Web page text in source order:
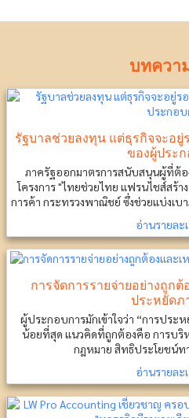
บทควา
รัฐบาลช่วยลงทุน แต่ธุรกิจจะอ
ของผู้ประ
ภาครัฐออกมาตรการสนับสนุนผู้ที่ต้อ
โครงการ "ไทยช่วยไทย แฟรนไชส์สร้
การค้า กระทรวงพาณิชย์ ซึ่งช่วยแบ่งเบ
อ่านรายละ
การจัดการรายจ่ายอย่างถูกต้
ประหยัดภ
ผู้ประกอบการมักเข้าใจว่า “การประ
น้อยที่สุด แนวคิดที่ถูกต้องคือ การบริ
กฎหมาย สิทธิประโยชน์ท
อ่านรายละ